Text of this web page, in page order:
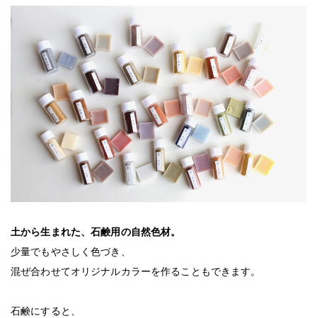
土から生まれた、石鹸用の自然色材。
少量でもやさしく色づき、
混ぜ合わせてオリジナルカラーを作ることもできます。
石鹸にすると、